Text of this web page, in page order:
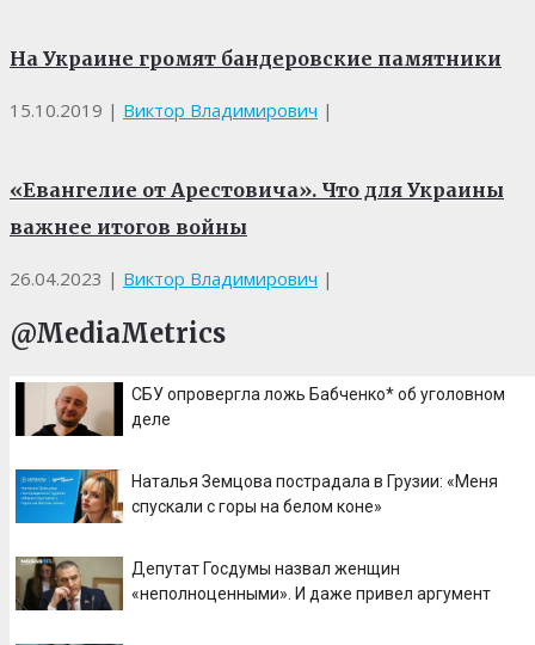
На Украине громят бандеровские памятники
15.10.2019 | Виктор Владимирович |
«Евангелие от Арестовича». Что для Украины
важнее итогов войны
26.04.2023 | Виктор Владимирович |
@MediaMetrics
СБУ опровергла ложь Бабченко* об уголовном
деле
Наталья Земцова пострадала в Грузии: «Меня
спускали с горы на белом коне»
Депутат Госдумы назвал женщин
«неполноценными». И даже привел аргумент